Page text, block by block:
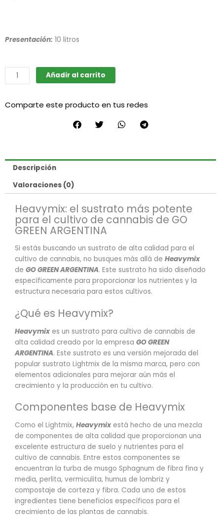
Presentación: 10 litros
HeavyMix
(Go
Argentina)
Añadir al carrito
Comparte este producto en tus redes
Descripción
Valoraciones (0)
Heavymix: el sustrato más potente
para el cultivo de cannabis de GO
GREEN ARGENTINA
Si estás buscando un sustrato de alta calidad para el
cultivo de cannabis, no busques más allá de Heavymix
de GO GREEN ARGENTINA. Este sustrato ha sido diseñado
específicamente para proporcionar los nutrientes y la
estructura necesaria para estos cultivos.
¿Qué es Heavymix?
Heavymixes un sustrato para cultivo de cannabis de
alta calidad creado por la empresa GO GREEN
ARGENTINA. Este sustrato es una versión mejorada del
popular sustrato Lightmix de la misma marca, pero con
elementos adicionales para mejorar aún más el
crecimiento y la producción en tu cultivo.
Componentes base de Heavymix
Como el Lightmix, Heavymixestá hecho de una mezcla
de componentes de alta calidad que proporcionan una
excelente estructura de suelo y nutrientes para el
cultivo de cannabis. Entre estos componentes se
encuentran la turba de musgo Sphagnum de fibra fina y
media, perlita, vermiculita, humus de lombriz y
compostaje de corteza y fibra. Cada uno de estos
ingredientes tiene beneficios específicos para el
crecimiento de las plantas de cannabis.